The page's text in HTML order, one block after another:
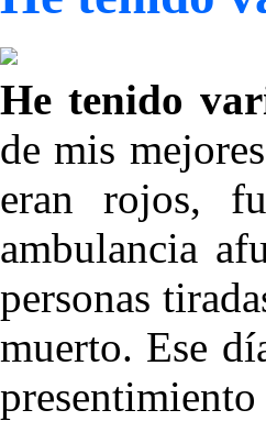
He tenido
de mis
eran rojos,
ambulancia
personas
muerto. Ese